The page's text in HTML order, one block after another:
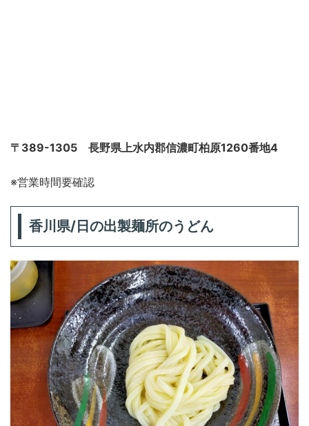
〒389-1305 長野県上水内郡信濃町柏原1260番地4
※営業時間要確認
香川県/ 日の出製麺所のうどん